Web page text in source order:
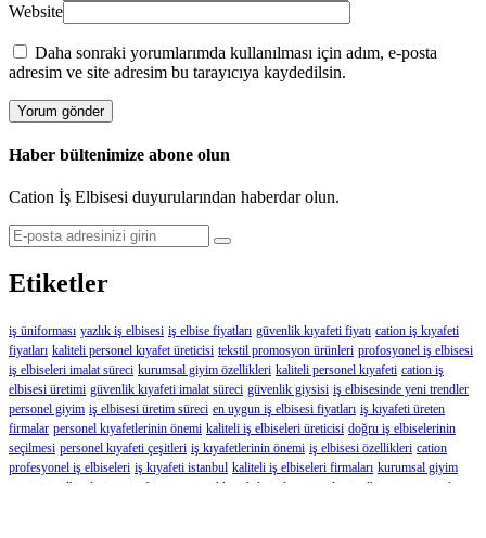
Website
Daha sonraki yorumlarımda kullanılması için adım, e-posta
adresim ve site adresim bu tarayıcıya kaydedilsin.
Haber bültenimize abone olun
Cation İş Elbisesi duyurularından haberdar olun.
Etiketler
iş üniforması yazlık iş elbisesi iş elbise fiyatları güvenlik kıyafeti fiyatı cation iş kıyafeti
fiyatları kaliteli personel kıyafet üreticisi tekstil promosyon ürünleri profosyonel iş elbisesi
iş elbiseleri imalat süreci kurumsal giyim özellikleri kaliteli personel kıyafeti cation iş
elbisesi üretimi güvenlik kıyafeti imalat süreci güvenlik giysisi iş elbisesinde yeni trendler
personel giyim iş elbisesi üretim süreci en uygun iş elbisesi fiyatları iş kıyafeti üreten
firmalar personel kıyafetlerinin önemi kaliteli iş elbiseleri üreticisi doğru iş elbiselerinin
seçilmesi personel kıyafeti çeşitleri iş kıyafetlerinin önemi iş elbisesi özellikleri cation
profesyonel iş elbiseleri iş kıyafeti istanbul kaliteli iş elbiseleri firmaları kurumsal giyim
üretimi iş elbiseleri üretici firma personel kıyafetlerinde tasarımlar
iş elbisesi üretiminde